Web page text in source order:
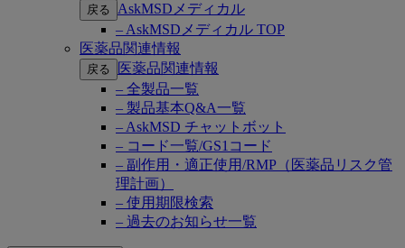
戻る
AskMSDメディカル
– AskMSDメディカル TOP
医薬品関連情報
戻る
医薬品関連情報
– 全製品一覧
– 製品基本Q&A一覧
– AskMSD チャットボット
– コード一覧/GS1コード
– 副作用・適正使用/RMP（医薬品リスク管
理計画）
– 使用期限検索
– 過去のお知らせ一覧